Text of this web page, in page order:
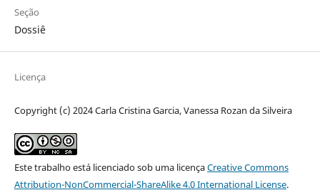
Seção
Dossiê
Licença
Copyright (c) 2024 Carla Cristina Garcia, Vanessa Rozan da Silveira
Este trabalho está licenciado sob uma licençaCreative Commons
Attribution-NonCommercial-ShareAlike 4.0 International License.